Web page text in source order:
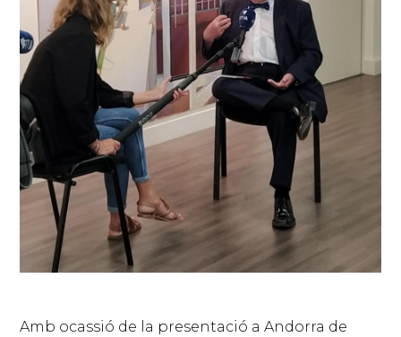
Amb ocassió de la presentació a Andorra de